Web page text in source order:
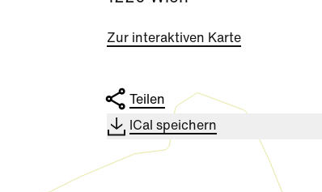
Zur interaktiven Karte
Teilen
ICal speichern